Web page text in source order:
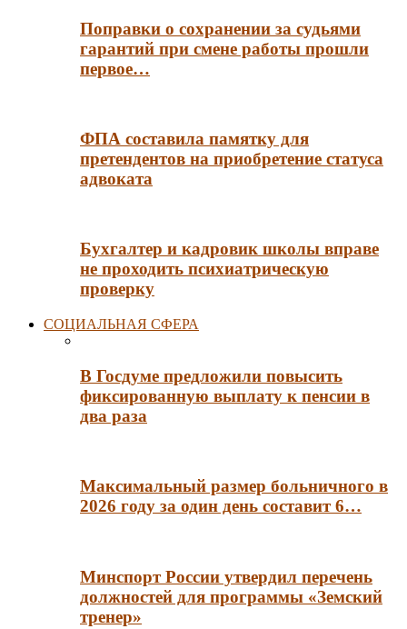
Поправки о сохранении за судьями
гарантий при смене работы прошли
первое…
ФПА составила памятку для
претендентов на приобретение статуса
адвоката
Бухгалтер и кадровик школы вправе
не проходить психиатрическую
проверку
СОЦИАЛЬНАЯ СФЕРА
В Госдуме предложили повысить
фиксированную выплату к пенсии в
два раза
Максимальный размер больничного в
2026 году за один день составит 6…
Минспорт России утвердил перечень
должностей для программы «Земский
тренер»